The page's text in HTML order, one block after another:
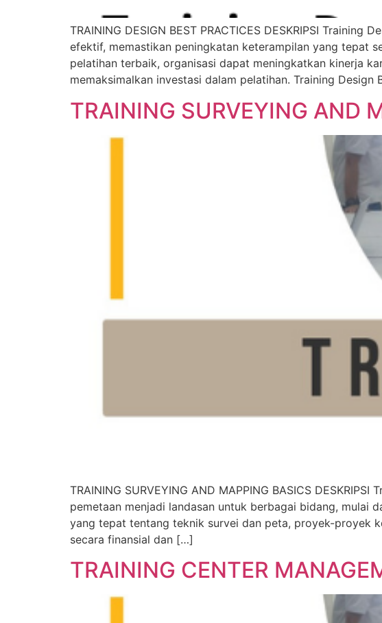
TRAINING DESIGN BEST PRACTICES DESKRIPSI
efektif, memastikan peningkatan keterampilan yang tepat
pelatihan terbaik, organisasi dapat meningkatkan kinerja
memaksimalkan investasi dalam pelatihan. Training Design
TRAINING SURVEYING AND
TRAINING SURVEYING AND MAPPING BASICS
pemetaan menjadi landasan untuk berbagai bidang, mulai
yang tepat tentang teknik survei dan peta, proyek-proyek
secara finansial dan […]
TRAINING CENTER